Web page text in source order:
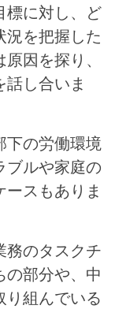
標に対し、ど
況を把握した
因を探り、
し合いま
下の労働環境
ブルや家庭の
スもありま
務のタスクチ
の部分や、中
り組んでいる